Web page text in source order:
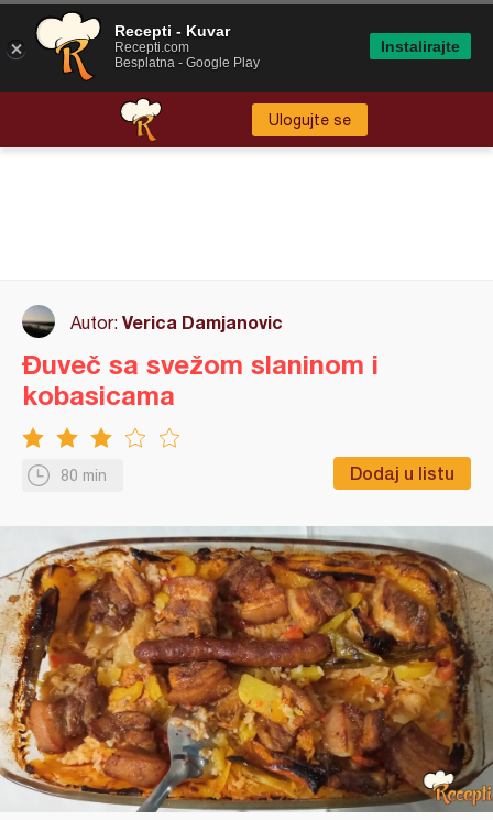
Ulogujte se
Autor: Verica Damjanovic
80 min Dodaj u listu
Đuveč sa svežom slaninom i
kobasicama
Recepti - Kuvar
Recepti.com
Besplatna - Google Play
Instalirajte